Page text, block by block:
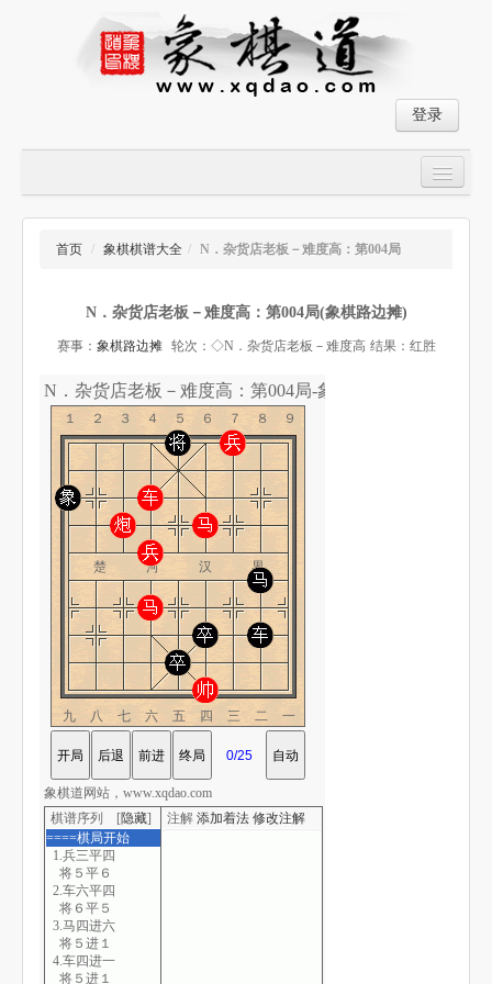
登录
大师对局
象棋棋谱
象棋小游戏
首页 / 象棋棋谱大全 / N．杂货店老板－难度高：第004局
N．杂货店老板－难度高：第004局(象棋路边摊)
赛事： 象棋路边摊 轮次：◇N．杂货店老板－难度高 结果：红胜
N．杂货店老板－难度高：第004局-象棋道
１２３４５６７８９
楚 河 汉 界
九八七六五四三二一
棋谱序列 [隐藏]
====棋局开始
1.兵三平四
将５平６
2.车六平四
将６平５
3.马四进六
将５进１
4.车四进一
将５进１
注解 添加着法 修改注解
象棋道网站，www.xqdao.com